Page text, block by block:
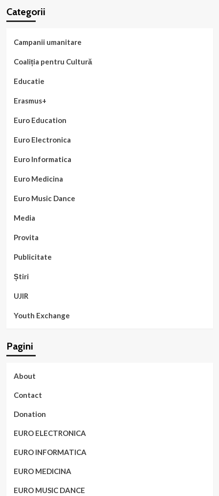
Categorii
Campanii umanitare
Coaliția pentru Cultură
Educatie
Erasmus+
Euro Education
Euro Electronica
Euro Informatica
Euro Medicina
Euro Music Dance
Media
Provita
Publicitate
Știri
UJIR
Youth Exchange
Pagini
About
Contact
Donation
EURO ELECTRONICA
EURO INFORMATICA
EURO MEDICINA
EURO MUSIC DANCE